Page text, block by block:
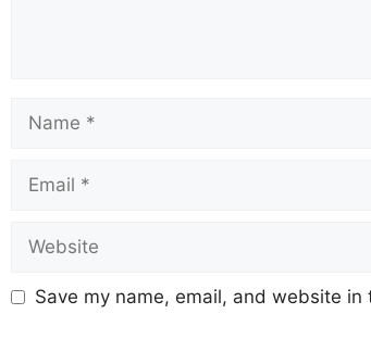
Save my name, email, and website